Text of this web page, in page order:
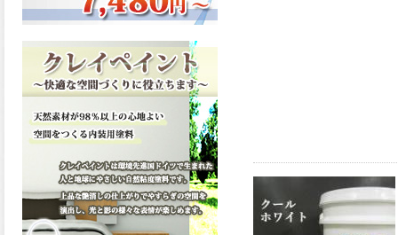
ーンが新しく販売開始致しま
2026.03.13
滑らかな塗膜は従来の屋根用
塗料と比べ、滑らかな塗膜表
面を形成し、光沢が高く、抜
群の仕上がり性を提供、一液
プレミアムルーフシリコンが
新しく販売開始致しました。
ご購入はこちらから。
2026.03.12
無機顔料の表面を高緻密ダブ